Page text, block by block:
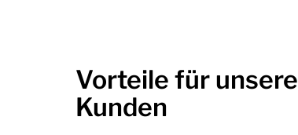
Vorteile für unsere
Kunden